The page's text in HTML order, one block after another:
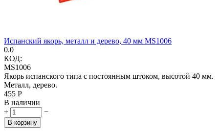
Испанский якорь, металл и дерево, 40 мм MS1006
0.0
КОД:
MS1006
Якорь испанского типа с постоянным штоком, высотой 40 мм.
Металл, дерево.
‍455‍ Р
В наличии
+
−
В корзину